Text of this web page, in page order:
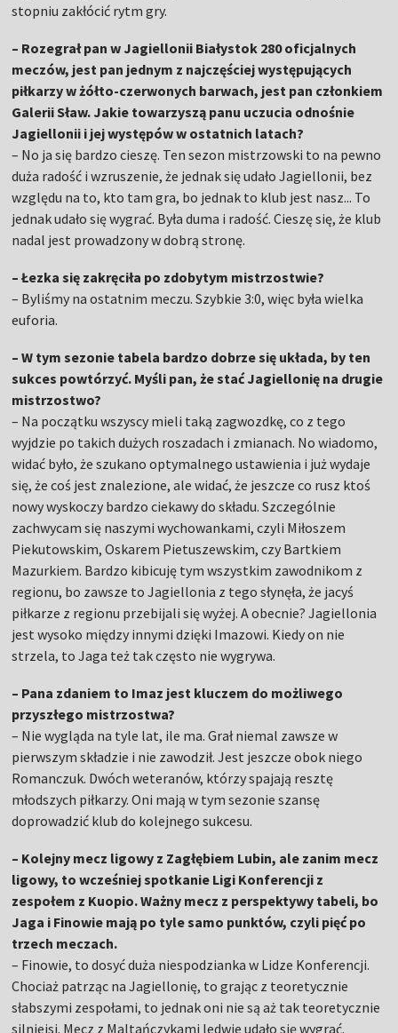
stopniu zakłócić rytm gry.
– Rozegrał pan w Jagiellonii Białystok 280 oficjalnych
meczów, jest pan jednym z najczęściej występujących
piłkarzy w żółto-czerwonych barwach, jest pan członkiem
Galerii Sław. Jakie towarzyszą panu uczucia odnośnie
Jagiellonii i jej występów w ostatnich latach?
– No ja się bardzo cieszę. Ten sezon mistrzowski to na pewno
duża radość i wzruszenie, że jednak się udało Jagiellonii, bez
względu na to, kto tam gra, bo jednak to klub jest nasz... To
jednak udało się wygrać. Była duma i radość. Cieszę się, że klub
nadal jest prowadzony w dobrą stronę.
– Łezka się zakręciła po zdobytym mistrzostwie?
– Byliśmy na ostatnim meczu. Szybkie 3:0, więc była wielka
euforia.
– W tym sezonie tabela bardzo dobrze się układa, by ten
sukces powtórzyć. Myśli pan, że stać Jagiellonię na drugie
mistrzostwo?
– Na początku wszyscy mieli taką zagwozdkę, co z tego
wyjdzie po takich dużych roszadach i zmianach. No wiadomo,
widać było, że szukano optymalnego ustawienia i już wydaje
się, że coś jest znalezione, ale widać, że jeszcze co rusz ktoś
nowy wyskoczy bardzo ciekawy do składu. Szczególnie
zachwycam się naszymi wychowankami, czyli Miłoszem
Piekutowskim, Oskarem Pietuszewskim, czy Bartkiem
Mazurkiem. Bardzo kibicuję tym wszystkim zawodnikom z
regionu, bo zawsze to Jagiellonia z tego słynęła, że jacyś
piłkarze z regionu przebijali się wyżej. A obecnie? Jagiellonia
jest wysoko między innymi dzięki Imazowi. Kiedy on nie
strzela, to Jaga też tak często nie wygrywa.
– Pana zdaniem to Imaz jest kluczem do możliwego
przyszłego mistrzostwa?
– Nie wygląda na tyle lat, ile ma. Grał niemal zawsze w
pierwszym składzie i nie zawodził. Jest jeszcze obok niego
Romanczuk. Dwóch weteranów, którzy spajają resztę
młodszych piłkarzy. Oni mają w tym sezonie szansę
doprowadzić klub do kolejnego sukcesu.
– Kolejny mecz ligowy z Zagłębiem Lubin, ale zanim mecz
ligowy, to wcześniej spotkanie Ligi Konferencji z
zespołem z Kuopio. Ważny mecz z perspektywy tabeli, bo
Jaga i Finowie mają po tyle samo punktów, czyli pięć po
trzech meczach.
– Finowie, to dosyć duża niespodzianka w Lidze Konferencji.
Chociaż patrząc na Jagiellonię, to grając z teoretycznie
słabszymi zespołami, to jednak oni nie są aż tak teoretycznie
silniejsi. Mecz z Maltańczykami ledwie udało się wygrać.